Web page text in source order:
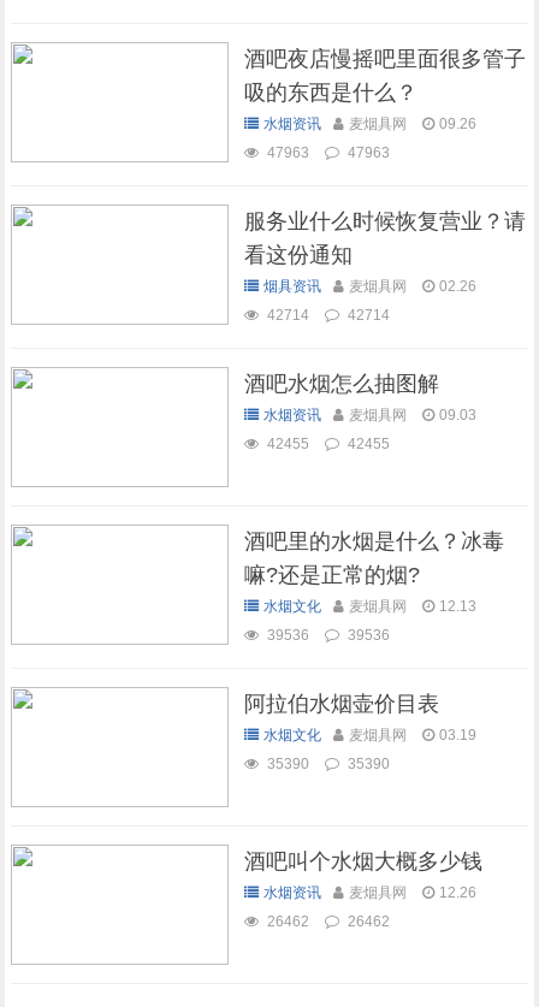
酒吧夜店慢摇吧里面很多管子
吸的东西是什么？
水烟资讯 麦烟具网
09.26
47963
47963
服务业什么时候恢复营业？请
看这份通知
烟具资讯 麦烟具网
02.26
42714
42714
酒吧水烟怎么抽图解
水烟资讯 麦烟具网
09.03
42455
42455
酒吧里的水烟是什么？冰毒
嘛?还是正常的烟?
水烟文化 麦烟具网
12.13
39536
39536
阿拉伯水烟壶价目表
水烟文化 麦烟具网
03.19
35390
35390
酒吧叫个水烟大概多少钱
水烟资讯 麦烟具网
12.26
26462
26462